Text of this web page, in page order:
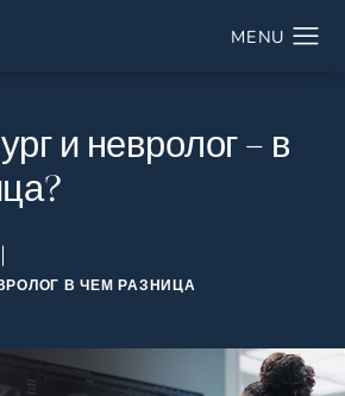
и невролог – в
В ЧЕМ РАЗНИЦА